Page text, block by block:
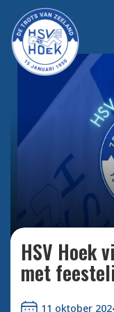
HSV Hoek
met
11 oktober